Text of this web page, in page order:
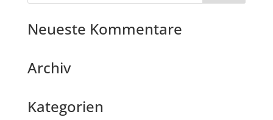
Neueste Kommentare
Archiv
Kategorien